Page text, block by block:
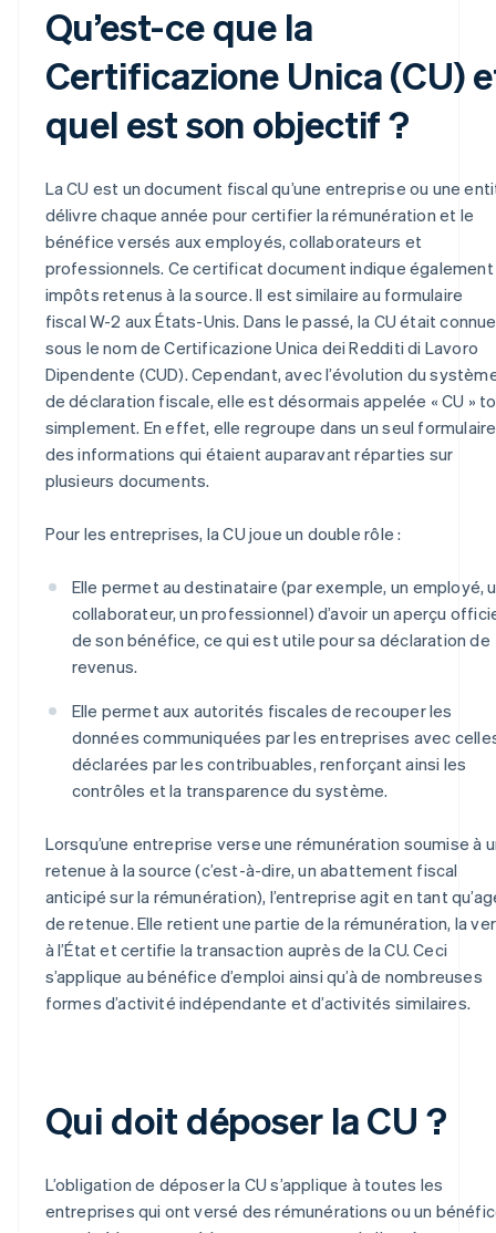
Qu’est-ce que la
Certificazione Unica (CU)
quel est son objectif ?
La CU est un document fiscal qu’une entreprise ou une
délivre chaque année pour certifier la rémunération et le
bénéfice versés aux employés, collaborateurs et
professionnels. Ce certificat document indique
impôts retenus à la source. Il est similaire au formulaire
fiscal W-2 aux États-Unis. Dans le passé, la CU était connue
sous le nom de Certificazione Unica dei Redditi di Lavoro
Dipendente (CUD). Cependant, avec l’évolution du
de déclaration fiscale, elle est désormais appelée « CU »
simplement. En effet, elle regroupe dans un seul formulaire
des informations qui étaient auparavant réparties sur
plusieurs documents.
Pour les entreprises, la CU joue un double rôle :
Elle permet au destinataire (par exemple, un employé,
collaborateur, un professionnel) d’avoir un aperçu
de son bénéfice, ce qui est utile pour sa déclaration de
revenus.
Elle permet aux autorités fiscales de recouper les
données communiquées par les entreprises avec
déclarées par les contribuables, renforçant ainsi les
contrôles et la transparence du système.
Lorsqu’une entreprise verse une rémunération soumise à
retenue à la source (c’est-à-dire, un abattement fiscal
anticipé sur la rémunération), l’entreprise agit en tant
de retenue. Elle retient une partie de la rémunération, la
à l’État et certifie la transaction auprès de la CU. Ceci
s’applique au bénéfice d’emploi ainsi qu’à de nombreuses
formes d’activité indépendante et d’activités similaires.
Qui doit déposer la CU ?
L’obligation de déposer la CU s’applique à toutes les
entreprises qui ont versé des rémunérations ou un